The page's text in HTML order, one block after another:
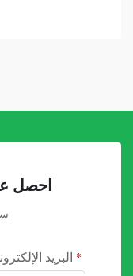
أساسيًّا في هذه
الطاقة
احصل
البريد